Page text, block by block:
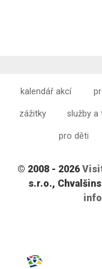
kalendář akcí
zážitky služby a
pro děti
© 2008 - 2026
s.r.o.,